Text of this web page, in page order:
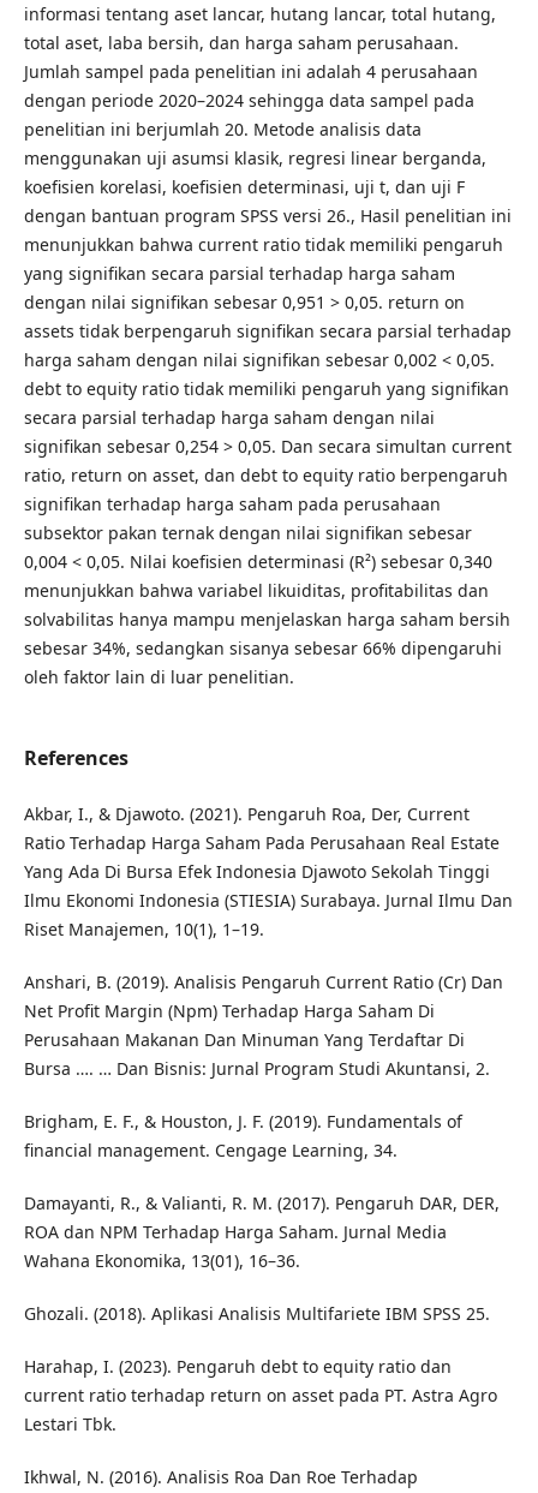
informasi tentang aset lancar, hutang lancar, total hutang,
total aset, laba bersih, dan harga saham perusahaan.
Jumlah sampel pada penelitian ini adalah 4 perusahaan
dengan periode 2020–2024 sehingga data sampel pada
penelitian ini berjumlah 20. Metode analisis data
menggunakan uji asumsi klasik, regresi linear berganda,
koefisien korelasi, koefisien determinasi, uji t, dan uji F
dengan bantuan program SPSS versi 26., Hasil penelitian ini
menunjukkan bahwa current ratio tidak memiliki pengaruh
yang signifikan secara parsial terhadap harga saham
dengan nilai signifikan sebesar 0,951 > 0,05. return on
assets tidak berpengaruh signifikan secara parsial terhadap
harga saham dengan nilai signifikan sebesar 0,002 < 0,05.
debt to equity ratio tidak memiliki pengaruh yang signifikan
secara parsial terhadap harga saham dengan nilai
signifikan sebesar 0,254 > 0,05. Dan secara simultan current
ratio, return on asset, dan debt to equity ratio berpengaruh
signifikan terhadap harga saham pada perusahaan
subsektor pakan ternak dengan nilai signifikan sebesar
0,004 < 0,05. Nilai koefisien determinasi (R²) sebesar 0,340
menunjukkan bahwa variabel likuiditas, profitabilitas dan
solvabilitas hanya mampu menjelaskan harga saham bersih
sebesar 34%, sedangkan sisanya sebesar 66% dipengaruhi
oleh faktor lain di luar penelitian.
References
Akbar, I., & Djawoto. (2021). Pengaruh Roa, Der, Current
Ratio Terhadap Harga Saham Pada Perusahaan Real Estate
Yang Ada Di Bursa Efek Indonesia Djawoto Sekolah Tinggi
Ilmu Ekonomi Indonesia (STIESIA) Surabaya. Jurnal Ilmu Dan
Riset Manajemen, 10(1), 1–19.
Anshari, B. (2019). Analisis Pengaruh Current Ratio (Cr) Dan
Net Profit Margin (Npm) Terhadap Harga Saham Di
Perusahaan Makanan Dan Minuman Yang Terdaftar Di
Bursa …. … Dan Bisnis: Jurnal Program Studi Akuntansi, 2.
Brigham, E. F., & Houston, J. F. (2019). Fundamentals of
financial management. Cengage Learning, 34.
Damayanti, R., & Valianti, R. M. (2017). Pengaruh DAR, DER,
ROA dan NPM Terhadap Harga Saham. Jurnal Media
Wahana Ekonomika, 13(01), 16–36.
Ghozali. (2018). Aplikasi Analisis Multifariete IBM SPSS 25.
Harahap, I. (2023). Pengaruh debt to equity ratio dan
current ratio terhadap return on asset pada PT. Astra Agro
Lestari Tbk.
Ikhwal, N. (2016). Analisis Roa Dan Roe Terhadap